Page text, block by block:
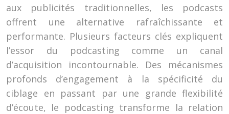
aux publicités traditionnelles, les podcasts
offrent une alternative rafraîchissante et
performante. Plusieurs facteurs clés expliquent
l’essor du podcasting comme un canal
d’acquisition incontournable. Des mécanismes
profonds d’engagement à la spécificité du
ciblage en passant par une grande flexibilité
d’écoute, le podcasting transforme la relation